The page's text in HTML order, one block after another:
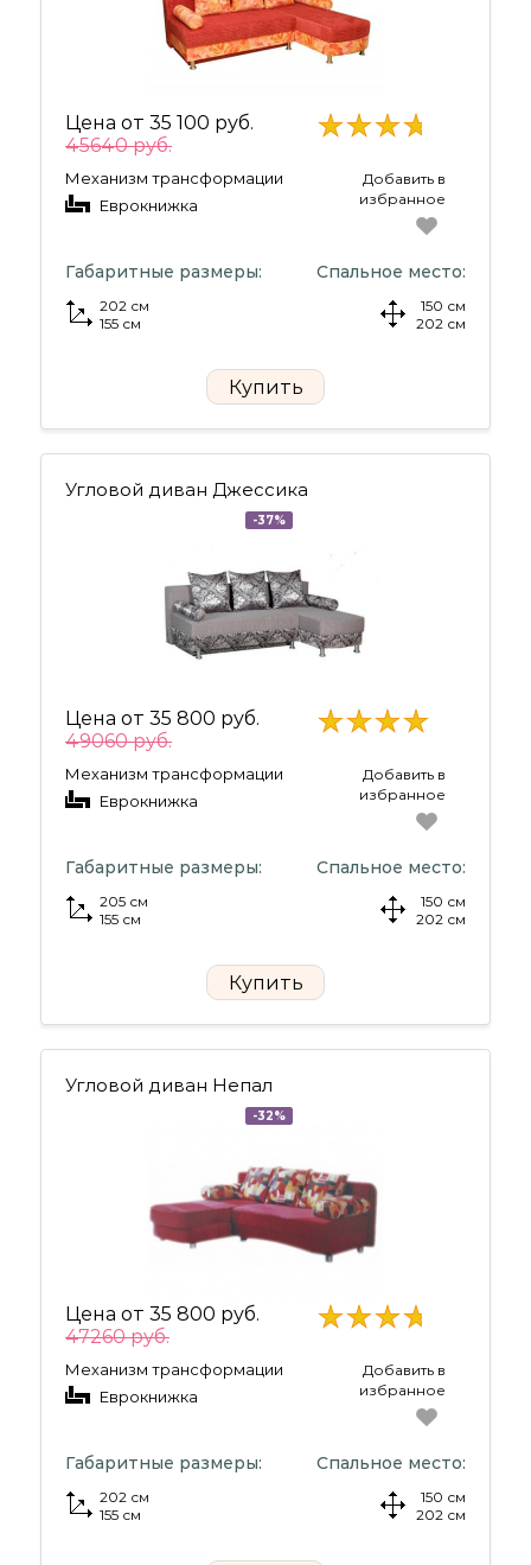
Цена от 35 100 руб.
45640 руб.
Механизм трансформации
Еврокнижка
Добавить в
избранное
Габаритные размеры:
202 см
155 см
Спальное место:
150 см
202 см
Купить
Угловой диван Джессика
-37%
Цена от 35 800 руб.
49060 руб.
Механизм трансформации
Еврокнижка
Добавить в
избранное
Габаритные размеры:
205 см
155 см
Спальное место:
150 см
202 см
Купить
Угловой диван Непал
-32%
Цена от 35 800 руб.
47260 руб.
Механизм трансформации
Еврокнижка
Добавить в
избранное
Габаритные размеры:
202 см
155 см
Спальное место:
150 см
202 см